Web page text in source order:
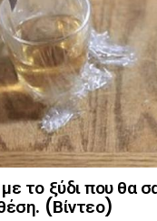
το ξύδι που θα
(Βίντεο)